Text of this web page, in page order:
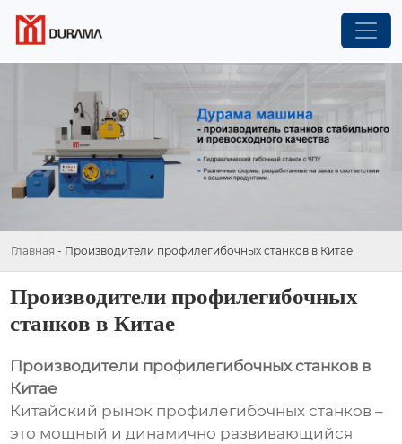
Главная - Производители профилегибочных станков в Китае
Производители профилегибочных
станков в Китае
Производители профилегибочных станков в
Китае
Китайский рынок профилегибочных станков –
это мощный и динамично развивающийся